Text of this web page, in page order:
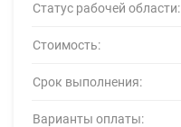
Статус рабочей области:
Стоимость:
Срок выполнения:
Варианты оплаты: